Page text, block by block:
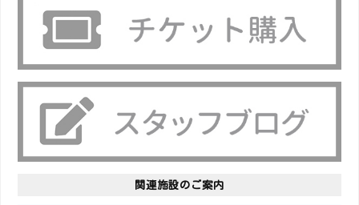
関連施設のご案内